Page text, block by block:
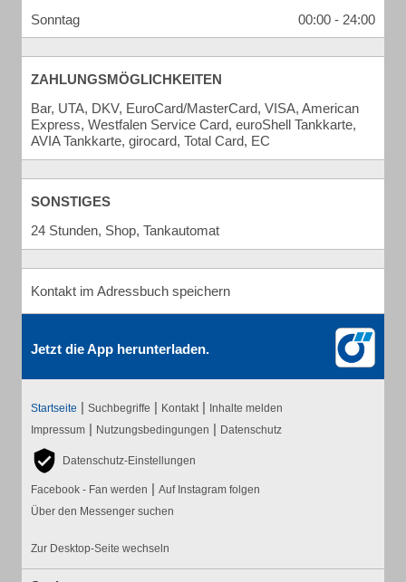
Sonntag
00:00 - 24:00
ZAHLUNGSMÖGLICHKEITEN
Bar, UTA, DKV, EuroCard/MasterCard, VISA, American
Express, Westfalen Service Card, euroShell Tankkarte,
AVIA Tankkarte, girocard, Total Card, EC
SONSTIGES
24 Stunden, Shop, Tankautomat
Kontakt im Adressbuch speichern
Jetzt die App herunterladen.
Startseite | Suchbegriffe | Kontakt | Inhalte melden
Impressum | Nutzungsbedingungen | Datenschutz
Datenschutz-Einstellungen
Facebook - Fan werden | Auf Instagram folgen
Über den Messenger suchen
Zur Desktop-Seite wechseln